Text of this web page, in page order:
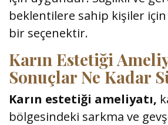
beklentilere sahip kişiler
bir seçenektir.
Karın Estetiği
Sonuçlar Ne Kadar
Karın estetiği ameliyatı,
bölgesindeki sarkma ve